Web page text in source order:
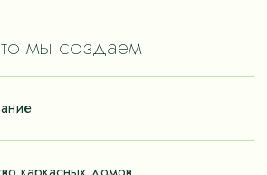
мы создаём